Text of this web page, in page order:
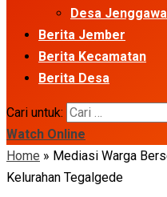
Desa
Berita Jember
Berita Kecamatan
Berita Desa
Cari untuk:
Watch Online
Home » Mediasi Warga
Kelurahan Tegalgede